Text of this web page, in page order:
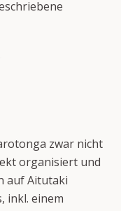
zwar nicht
organisiert und
auf Aitutaki
inkl. einem